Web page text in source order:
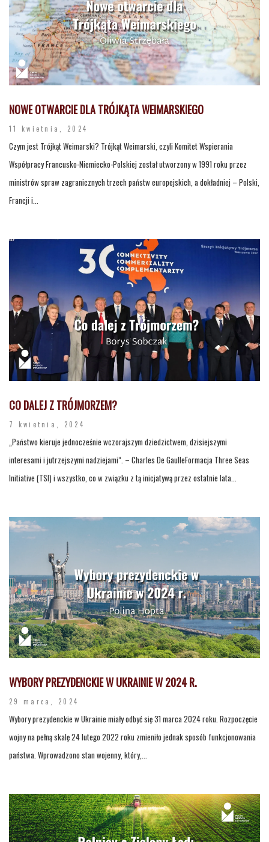
NOWE OTWARCIE DLA TRÓJKĄTA WEIMARSKIEGO
11 kwietnia, 2024
Czym jest Trójkąt Weimarski? Trójkąt Weimarski, czyli Komitet Wspierania
Współpracy Francusko-Niemiecko-Polskiej został utworzony w 1991 roku przez
ministrów spraw zagranicznych trzech państw europejskich, a dokładniej – Polski,
Francji i...
CO DALEJ Z TRÓJMORZEM?
7 kwietnia, 2024
„Państwo kieruje jednocześnie wczorajszym dziedzictwem, dzisiejszymi
interesami i jutrzejszymi nadziejami”. – Charles De GaulleFormacja Three Seas
Initiative (TSI) i wszystko, co w związku z tą inicjatywą przez ostatnie lata...
WYBORY PREZYDENCKIE W UKRAINIE W 2024 R.
29 marca, 2024
Wybory prezydenckie w Ukrainie miały odbyć się 31 marca 2024 roku. Rozpoczęcie
wojny na pełną skalę 24 lutego 2022 roku zmieniło jednak sposób funkcjonowania
państwa. Wprowadzono stan wojenny, który,...